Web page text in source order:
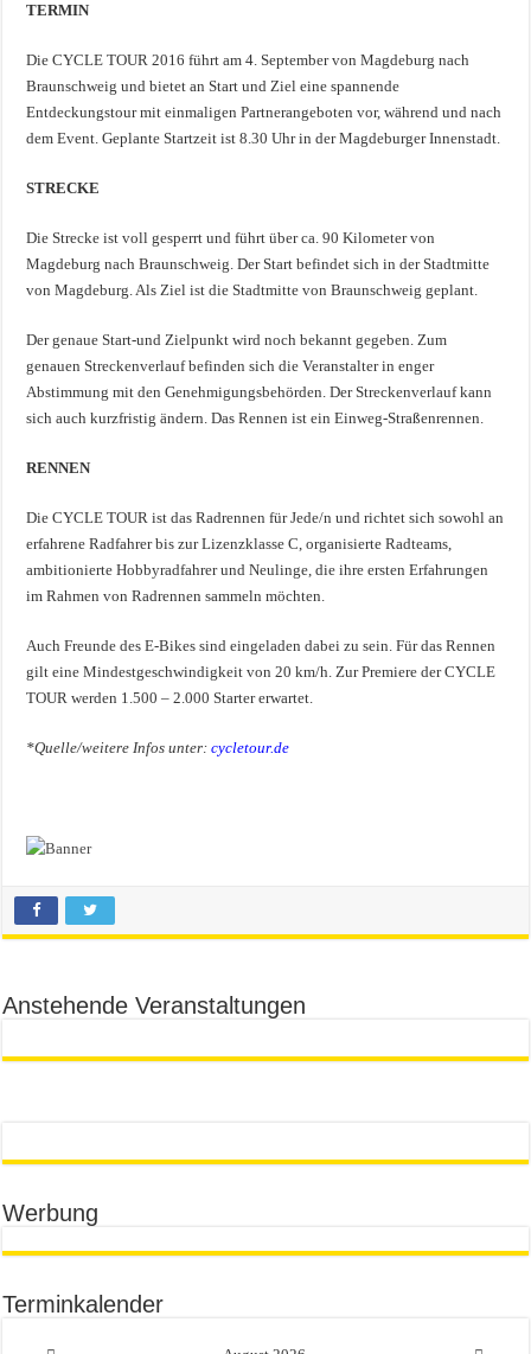
TERMIN
Die CYCLE TOUR 2016 führt am 4. September von Magdeburg nach
Braunschweig und bietet an Start und Ziel eine spannende
Entdeckungstour mit einmaligen Partnerangeboten vor, während und nach
dem Event. Geplante Startzeit ist 8.30 Uhr in der Magdeburger Innenstadt.
STRECKE
Die Strecke ist voll gesperrt und führt über ca. 90 Kilometer von
Magdeburg nach Braunschweig. Der Start befindet sich in der Stadtmitte
von Magdeburg. Als Ziel ist die Stadtmitte von Braunschweig geplant.
Der genaue Start-und Zielpunkt wird noch bekannt gegeben. Zum
genauen Streckenverlauf befinden sich die Veranstalter in enger
Abstimmung mit den Genehmigungsbehörden. Der Streckenverlauf kann
sich auch kurzfristig ändern. Das Rennen ist ein Einweg-Straßenrennen.
RENNEN
Die CYCLE TOUR ist das Radrennen für Jede/n und richtet sich sowohl an
erfahrene Radfahrer bis zur Lizenzklasse C, organisierte Radteams,
ambitionierte Hobbyradfahrer und Neulinge, die ihre ersten Erfahrungen
im Rahmen von Radrennen sammeln möchten.
Auch Freunde des E-Bikes sind eingeladen dabei zu sein. Für das Rennen
gilt eine Mindestgeschwindigkeit von 20 km/h. Zur Premiere der CYCLE
TOUR werden 1.500 – 2.000 Starter erwartet.
*Quelle/weitere Infos unter:cycletour.de
Anstehende Veranstaltungen
Werbung
Terminkalender